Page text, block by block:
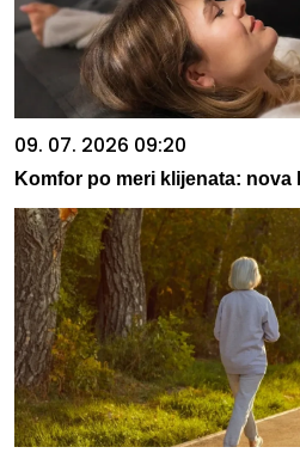
09. 07. 2026 09:20
Komfor po meri klijenata: nova